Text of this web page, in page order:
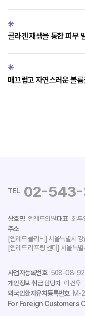
콜라겐 재생을 통한 피부
매끄럽고 자연스러운 볼
TEL 02-543-
상호명 엠레드의원대표 최두
주소
[엠레드 클리닉] 서울특별시
[엠레드 리프팅 센터] 서울특
사업자등록번호 508-08-
개인정보 취급 담당자 이건우
외국인환자유치등록번호 M-
For Foreign Customers